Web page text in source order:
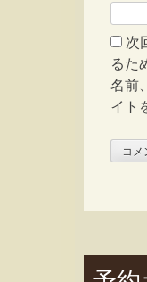
次
るた
名前
イト